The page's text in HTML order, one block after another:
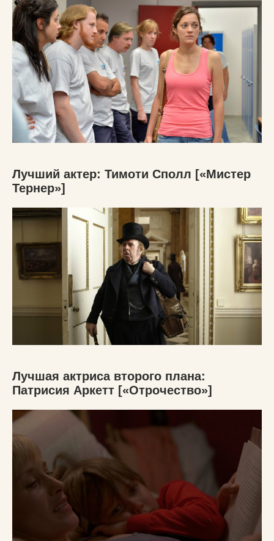
Лучший актер: Тимоти Сполл [«Мистер
Тернер»]
Лучшая актриса второго плана:
Патрисия Аркетт [«Отрочество»]